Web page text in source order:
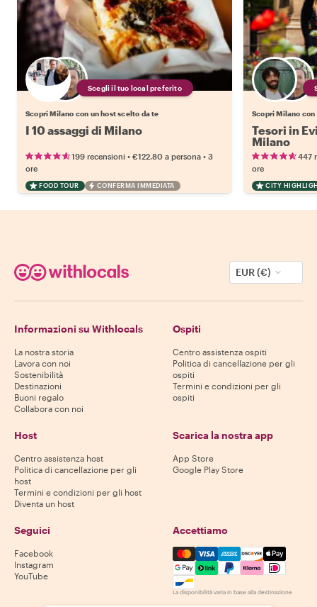
Scegli il tuo local preferito
Scopri Milano con un host scelto da te
I 10 assaggi di Milano
199 recensioni • €122.80 a persona • 3
ore
FOOD TOUR CONFERMA IMMEDIATA
Scopri Milano
Tesori in
Milano
447
ore
CITY
EUR (€)
Informazioni su Withlocals
La nostra storia
Lavora con noi
Sostenibilità
Destinazioni
Buoni regalo
Collabora con noi
Ospiti
Centro assistenza ospiti
Politica di cancellazione per gli
ospiti
Termini e condizioni per gli
ospiti
Host
Centro assistenza host
Politica di cancellazione per gli
host
Termini e condizioni per gli host
Diventa un host
Scarica la nostra app
App Store
Google Play Store
Seguici
Facebook
Instagram
YouTube
Accettiamo
Mastercard, Visa, Amex,
La disponibilità varia in base alla destinazione